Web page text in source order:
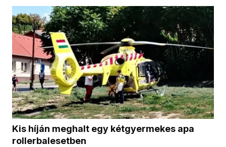
Kis híján meghalt egy kétgyermekes apa
rollerbalesetben